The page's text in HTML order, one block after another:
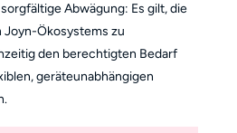
Abwägung: Es gilt, die
Joyn-Ökosystems zu
den berechtigten Bedarf
geräteunabhängigen